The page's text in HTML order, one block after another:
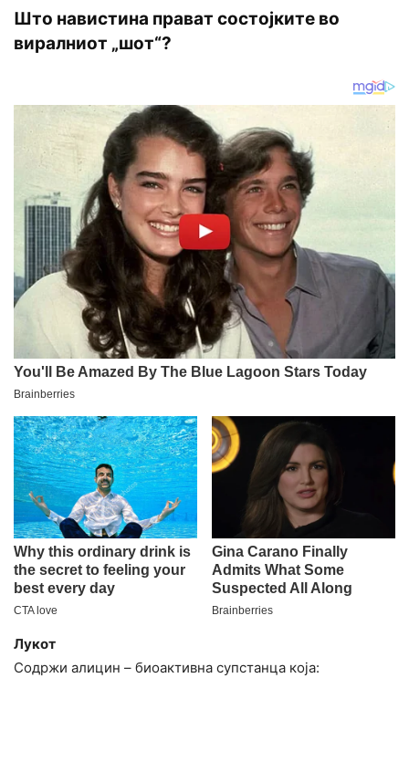
Што навистина прават состојките во
виралниот „шот“?
Лукот
Содржи алицин – биоактивна супстанца која: